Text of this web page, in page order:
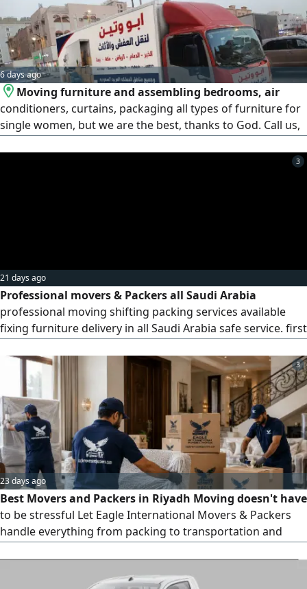
6 days ago
Moving furniture and assembling bedrooms, air
conditioners, curtains, packaging all types of furniture for
single women, but we are the best, thanks to God. Call us,
3
21 days ago
Professional movers & Packers all Saudi Arabia
professional moving shifting packing services available
fixing furniture delivery in all Saudi Arabia safe service. first
3
23 days ago
Best Movers and Packers in Riyadh Moving doesn't have
to be stressful Let Eagle International Movers & Packers
handle everything from packing to transportation and
Moving Villa Relocation Office Shifting Furniture Packing
Safe Transportation Storage Solutions Furniture